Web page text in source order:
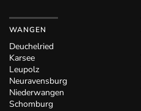
WANGEN
Deuchelried
Karsee
Leupolz
Neuravensburg
Niederwangen
Schomburg